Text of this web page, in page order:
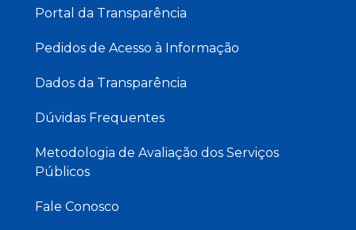
Portal da Transparência
Pedidos de Acesso à Informação
Dados da Transparência
Dúvidas Frequentes
Metodologia de Avaliação dos Serviços
Públicos
Fale Conosco